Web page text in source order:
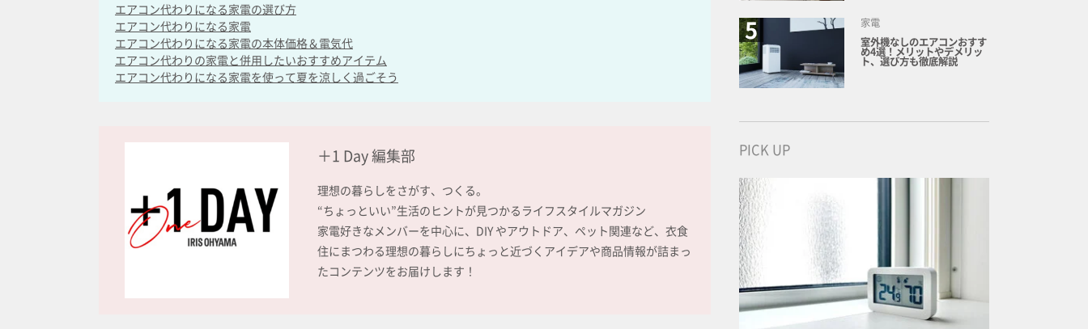
エアコン代わりになる家電の選び方
エアコン代わりになる家電
エアコン代わりになる家電の本体価格＆電気代
エアコン代わりの家電と併用したいおすすめアイテム
エアコン代わりになる家電を使って夏を涼しく過ごそう
＋1 Day 編集部
理想の暮らしをさがす、つくる。
“ちょっといい”生活のヒントが見つかるライフスタイルマガジン
家電好きなメンバーを中心に、DIY やアウトドア、ペット関連など、衣食
住にまつわる理想の暮らしにちょっと近づくアイデアや商品情報が詰まっ
たコンテンツをお届けします！
家電
室外機なしのエアコンおすす
め4選！メリットやデメリッ
ト、選び方も徹底解説
PICK UP